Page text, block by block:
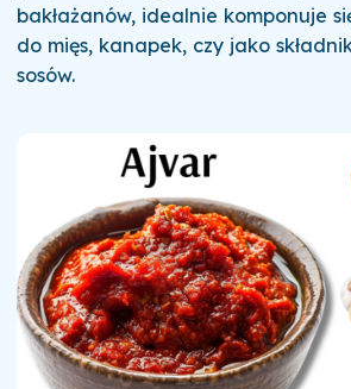
bakłażanów, idealnie komponuje
do mięs, kanapek, czy jako
sosów.